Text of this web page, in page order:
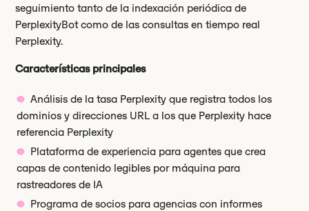
seguimiento tanto de la indexación periódica de
PerplexityBot como de las consultas en tiempo real
Perplexity.
Características principales
Análisis de la tasa Perplexity que registra todos los
dominios y direcciones URL a los que Perplexity hace
referencia Perplexity
Plataforma de experiencia para agentes que crea
capas de contenido legibles por máquina para
rastreadores de IA
Programa de socios para agencias con informes